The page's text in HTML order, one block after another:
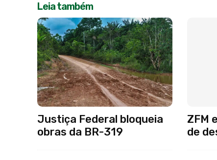
Leia também
Justiça Federal bloqueia
obras da BR-319
ZFM
de